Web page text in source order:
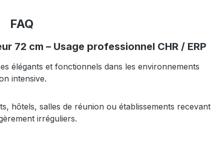
FAQ
72 cm – Usage professionnel CHR / ERP
élégants et fonctionnels dans les environnements
intensive.
hôtels, salles de réunion ou établissements recevant
irréguliers.